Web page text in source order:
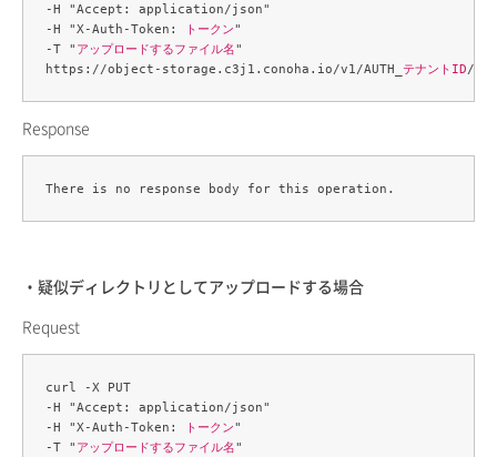
-H "Accept: application/json"
-H "X-Auth-Token:
トークン"
-T " アップロードするファイル名"
https://object-storage.c3j1.conoha.io/v1/AUTH_ テナントID/
Response
・疑似ディレクトリとしてアップロードする場合
Request
curl -X PUT
-H "Accept: application/json"
-H "X-Auth-Token:
トークン"
-T " アップロードするファイル名"